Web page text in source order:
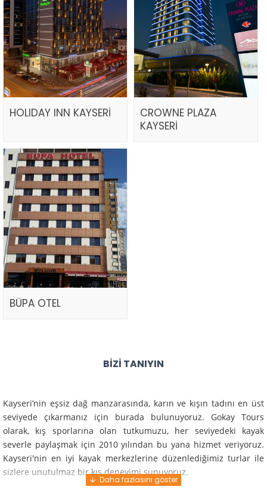
HOLIDAY INN KAYSERİ
CROWNE PLAZA
KAYSERİ
BÜPA OTEL
BIZI TANIYIN
Kayseri’nin eşsiz dağ manzarasında, karın ve kışın tadını en üst
seviyede çıkarmanız için burada bulunuyoruz. Gokay Tours
olarak, kış sporlarına olan tutkumuzu, her seviyedeki kayak
severle paylaşmak için 2010 yılından bu yana hizmet veriyoruz.
Kayseri'nin en iyi kayak merkezlerine düzenlediğimiz turlar ile
sizlere unutulmaz bir kış deneyimi sunuyoruz.